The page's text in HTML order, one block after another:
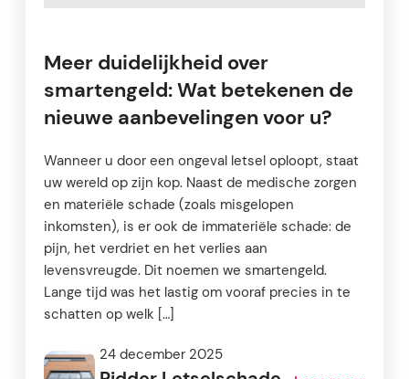
Meer duidelijkheid over
smartengeld: Wat betekenen de
nieuwe aanbevelingen voor u?
Wanneer u door een ongeval letsel oploopt, staat
uw wereld op zijn kop. Naast de medische zorgen
en materiële schade (zoals misgelopen
inkomsten), is er ook de immateriële schade: de
pijn, het verdriet en het verlies aan
levensvreugde. Dit noemen we smartengeld.
Lange tijd was het lastig om vooraf precies in te
schatten op welk […]
24 december 2025